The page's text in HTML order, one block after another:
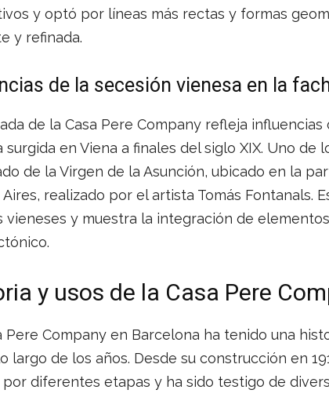
y optó por líneas más rectas y formas
y refinada.
de la secesión vienesa en la
de la Casa Pere Company refleja
surgida en Viena a finales del siglo XIX. Uno de
de la Virgen de la Asunción, ubicado en la
Aires, realizado por el artista Tomás Fontanals.
vieneses y muestra la integración de
y usos de la Casa Pere
Pere Company en Barcelona ha tenido una
largo de los años. Desde su construcción en
por diferentes etapas y ha sido testigo de